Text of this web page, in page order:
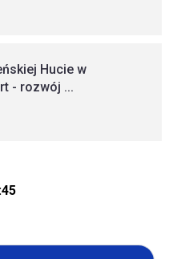
Hucie w
- rozwój ...